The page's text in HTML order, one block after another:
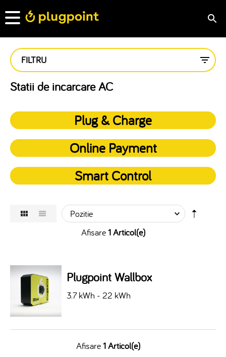
FILTRU
Statii de incarcare AC
Plug & Charge
Online Payment
Smart Control
Afisare1 Articol(e)
Plugpoint Wallbox
3.7 kWh - 22 kWh
Afisare1 Articol(e)